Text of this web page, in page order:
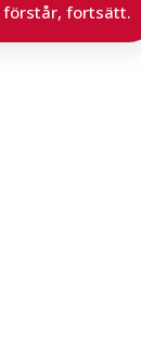
förstår, fortsätt.